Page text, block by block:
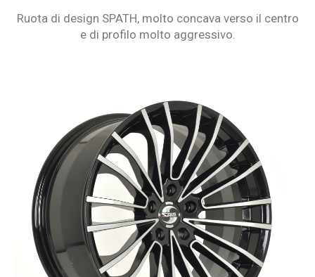
Ruota di design SPATH, molto concava verso il centro
e di profilo molto aggressivo.